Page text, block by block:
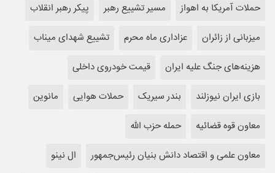
حملات آمریکا به اهواز
مسیر تشییع رهبر پیکر رهبر انقلاب
میزبانی از زائران عزاداری ماه محرم تشییع شهدای میناب
هزینه‌های جنگ علیه ایران قیمت خودروی داخلی
بازی ایران نیوزلند بندر سیریک حملات هوایی مانوین
معاون قوه قضائیه حمله حزب الله
معاون علمی و اقتصاد دانش بنیان رئیس‌جمهور ال نینو